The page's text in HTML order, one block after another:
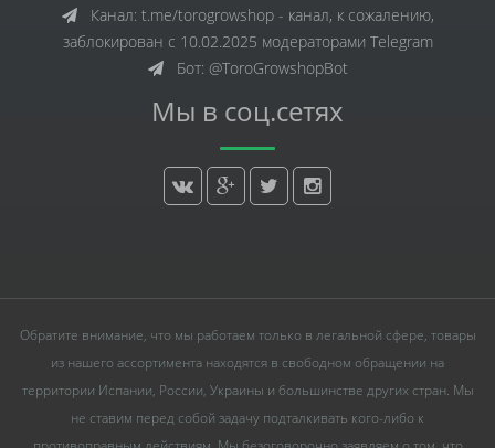
Канал: t.me/torogrowshop - канал, к сожалению,
заблокирован с 10.02.2025 модераторами Telegram
Бот: @ToroGrowshopBot
Мы в соц.сетях
Обратите внимание, что мы работаем только в легальной сфере, товары
из нашего ассортимента находятся в свободном обращении на
территории Испании, России, Украины и большинстве других стран. Мы
не ставим перед собой задачу подталкивать кого-либо к